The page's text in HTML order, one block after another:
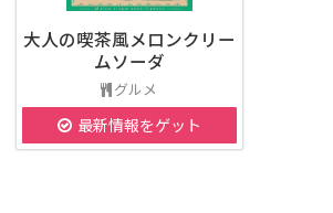
大人の喫茶風メロンクリー
ムソーダ
グルメ
最新情報をゲット